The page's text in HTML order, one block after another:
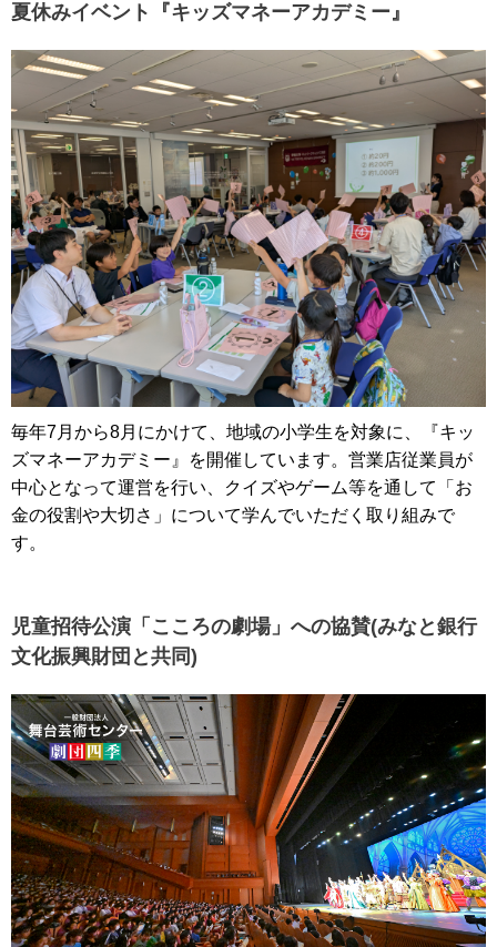
夏休みイベント『キッズマネーアカデミー』
毎年7月から8月にかけて、地域の小学生を対象に、『キッ
ズマネーアカデミー』を開催しています。営業店従業員が
中心となって運営を行い、クイズやゲーム等を通して「お
金の役割や大切さ」について学んでいただく取り組みで
す。
児童招待公演「こころの劇場」への協賛(みなと銀行
文化振興財団と共同)